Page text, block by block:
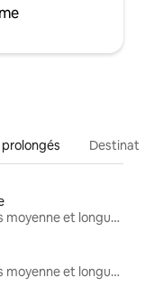
Locations moyenne et longue durée
Locations moyenne et longue durée